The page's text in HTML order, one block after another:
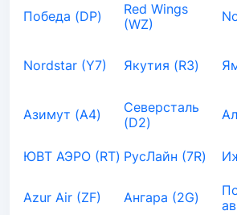
Победа (DP)
Red Wings
(WZ)
Nordstar (Y7) Якутия (R3)
Азимут (A4)
Северсталь
(D2)
ЮВТ АЭРО (RT) РусЛайн (7R)
Azur Air (ZF) Ангара (2G)